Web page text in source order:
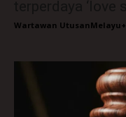
Wartawan UtusanMelayu+